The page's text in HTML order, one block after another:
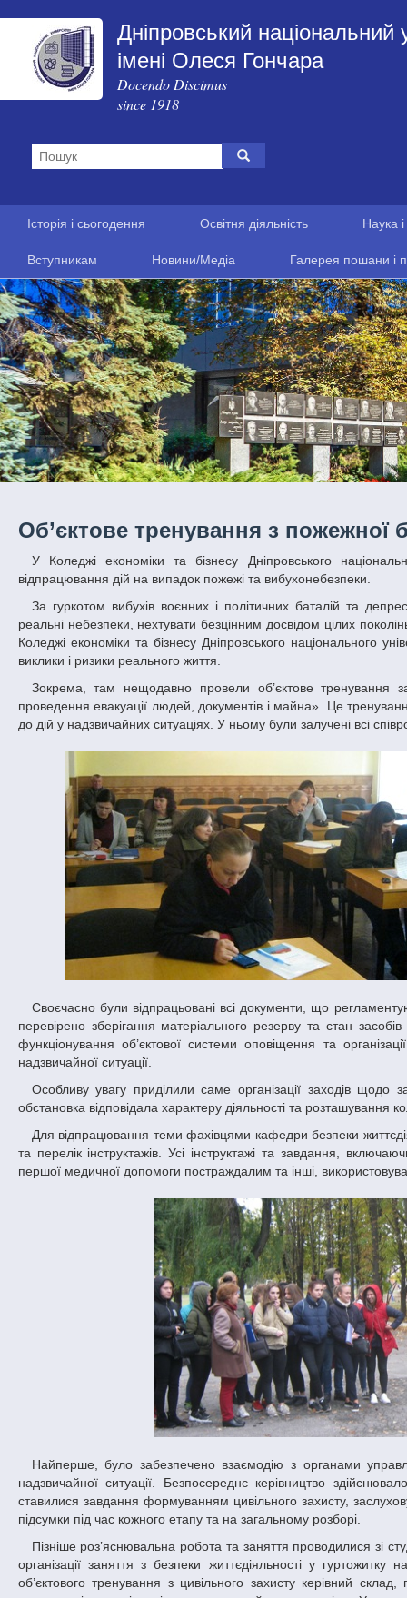
Дніпровський національний
імені Олеся Гончара
Docendo Discimus
since 1918
Історія і сьогодення Освітня діяльність Наука
Вступникам Новини/Медіа Галерея пошани і
Об’єктове тренування з пожежної
У Коледжі економіки та бізнесу Дніпровського національного університету імені Олеся Гончара провели об’єктове тренування з
відпрацювання дій на випадок пожежі та вибухонебезпеки.
За гуркотом вибухів воєнних і політичних баталій та депресивними хвилями економічних негараздів в Україні не можна забувати про
реальні небезпеки, нехтувати безцінним досвідом цілих
Коледжі економіки та бізнесу Дніпровського національного
виклики і ризики реального життя.
Зокрема, там нещодавно провели об’єктове тренування за темою «Дії персоналу об’єкта при виникненні пожежі в приміщенні та
проведення евакуації людей, документів і майна». Це
до дій у надзвичайних ситуаціях. У ньому були залучені всі
Своєчасно були відпрацьовані всі документи, що регламентують дії в подібних ситуаціях. Так, згідно з вимогами нормативних документів,
перевірено зберігання матеріального резерву та стан
функціонування об’єктової системи оповіщення та
надзвичайної ситуації.
Особливу увагу приділили саме організації заходів щодо забезпечення пожежної безпеки та вибухобезпеки. Створена на тренуванні
обстановка відповідала характеру діяльності та розташування
Для відпрацювання теми фахівцями кафедри безпеки життєдіяльності ДНУ заздалегідь розроблялися завдання на проведення тренування
та перелік інструктажів. Усі інструктажі та завдання,
першої медичної допомоги постраждалим та інші,
Найперше, було забезпечено взаємодію з органами управління і силами, визначеними для проведення спільних заходів із ліквідації
надзвичайної ситуації. Безпосереднє керівництво
ставилися завдання формуванням цивільного захисту,
підсумки під час кожного етапу та на загальному розборі.
Пізніше роз’яснювальна робота та заняття проводилися зі студентами-мешканцями гуртожитку. У вирішенні усіх адміністративних питань з
організації заняття з безпеки життєдіяльності y
об’єктового тренування з цивільного захисту керівний